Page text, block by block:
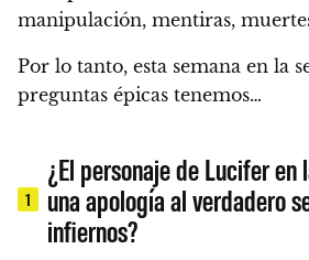
manipulación, mentiras,
Por lo tanto, esta semana en la
preguntas épicas tenemos…
1
¿El personaje de Lucifer
una apología al verdadero
infiernos?